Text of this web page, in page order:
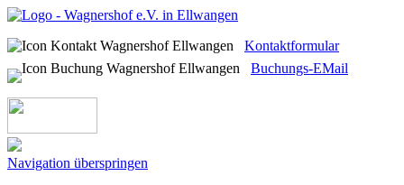
Kontaktformular
Buchungs-EMail
Navigation überspringen